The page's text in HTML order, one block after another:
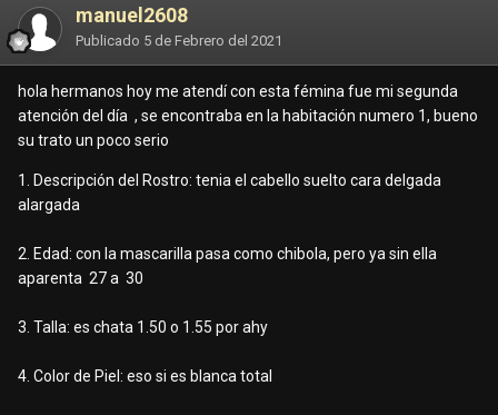
manuel2608
Publicado 5 de Febrero del 2021
hola hermanos hoy me atendí con esta fémina fue mi segunda
atención del día , se encontraba en la habitación numero 1, bueno
su trato un poco serio
1. Descripción del Rostro: tenia el cabello suelto cara delgada
alargada
2. Edad: con la mascarilla pasa como chibola, pero ya sin ella
aparenta 27 a 30
3. Talla: es chata 1.50 o 1.55 por ahy
4. Color de Piel: eso si es blanca total